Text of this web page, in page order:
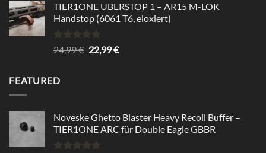
TIER1ONE UBERSTOP 1 – AR15 M-LOK
Handstop (6061 T6, eloxiert)
Rated4.67
out of 5
24,99€ Original
22,99€Current
FEATURED
Noveske Ghetto Blaster Heavy Recoil Buffer –
TIER1ONE ARC für Double Eagle GBBR